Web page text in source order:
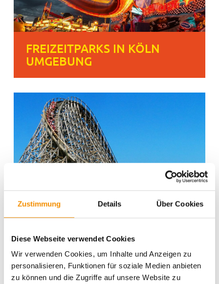
Zustimmung Details Über Cookies
Diese Webseite verwendet Cookies
Wir verwenden Cookies, um Inhalte und Anzeigen zu
personalisieren, Funktionen für soziale Medien anbieten
zu können und die Zugriffe auf unsere Website zu
FREIZEITPARKS IN KÖLN
UMGEBUNG
EMPFEHLENSWERTE
FREIZEITPARKS IM KÖLNER
UMLAND